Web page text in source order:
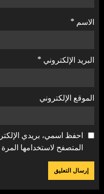
الاسم *
البريد الإلكتروني *
الموقع الإلكتروني
احفظ اسمي، بريدي
المتصفح لاستخدامها